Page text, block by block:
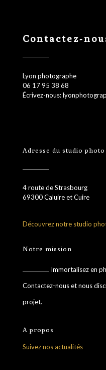
Contactez-
Lyon photographe
06 17 95 38 68
Écrivez-nous:
Adresse du studio photo
4 route de Strasbourg
69300 Caluire et Cuire
Découvrez notre studio
Notre mission
Immortalisez en
Contactez-nous et nous
projet.
A propos
Suivez nos actualités